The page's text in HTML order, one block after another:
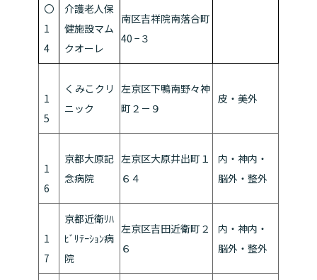
〇
1
4
介護老人保
健施設マム
クオーレ
南区吉祥院南落合町
40 −３
1
5
くみこクリ
ニック
左京区下鴨南野々神
町２－９
皮・美外
1
6
京都大原記
念病院
左京区大原井出町１
６４
内・神内・
脳外・整外
1
7
京都近衛ﾘﾊ
ﾋﾞﾘﾃｰｼｮﾝ病
院
左京区吉田近衛町２
６
内・神内・
脳外・整外